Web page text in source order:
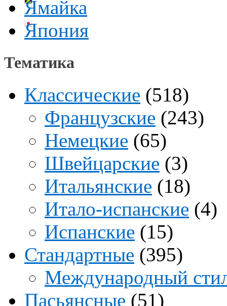
Ямайка
Япония
Тематика
Классические (518)
Французские (243)
Немецкие (65)
Швейцарские (3)
Итальянские (18)
Итало-испанские (4)
Испанские (15)
Стандартные (395)
Международный
Пасьянсные (51)